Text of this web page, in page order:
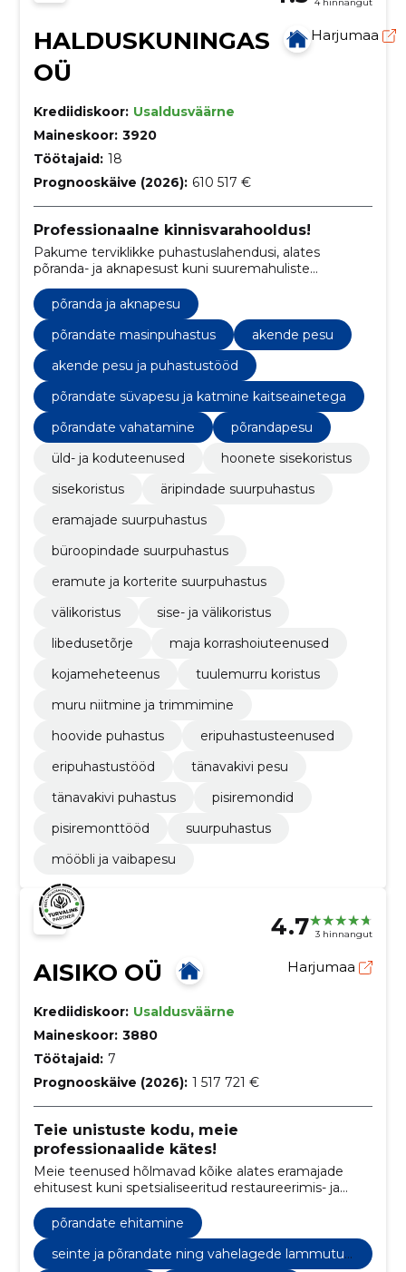
HALDUSKUNINGAS
OÜ
Harjumaa
Krediidiskoor: Usaldusväärne
Maineskoor: 3920
Töötajaid: 18
Prognooskäive (2026): 610 517 €
Professionaalne kinnisvarahooldus!
Pakume terviklikke puhastuslahendusi, alates
põranda- ja aknapesust kuni suuremahuliste
kommerts- ja erakinnisvara hooldustöödeni.
põranda ja aknapesu
põrandate masinpuhastus
akende pesu
akende pesu ja puhastustööd
põrandate süvapesu ja katmine kaitseainetega
põrandate vahatamine
põrandapesu
üld- ja koduteenused
hoonete sisekoristus
sisekoristus
äripindade suurpuhastus
eramajade suurpuhastus
büroopindade suurpuhastus
​eramute ja korterite suurpuhastus
välikoristus
sise- ja välikoristus
libedusetõrje
maja korrashoiuteenused
kojameheteenus
tuulemurru koristus
muru niitmine ja trimmimine
hoovide puhastus
eripuhastusteenused
eripuhastustööd
tänavakivi pesu
tänavakivi puhastus
pisiremondid
pisiremonttööd
suurpuhastus
mööbli ja vaibapesu
4.7 3 hinnangut
AISIKO OÜ Harjumaa
Krediidiskoor: Usaldusväärne
Maineskoor: 3880
Töötajaid: 7
Prognooskäive (2026): 1 517 721 €
Teie unistuste kodu, meie
professionaalide kätes!
Meie teenused hõlmavad kõike alates eramajade
ehitusest kuni spetsialiseeritud restaureerimis- ja
viimistlustöödeni, tagades igas etapis täpsuse ja
usaldusväärsuse.
põrandate ehitamine
seinte ja põrandate ning vahelagede lammutus